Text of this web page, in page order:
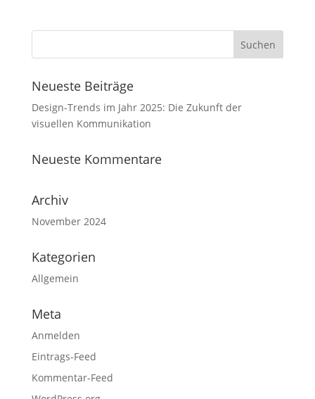
Neueste Beiträge
Design-Trends im Jahr 2025: Die Zukunft der
visuellen Kommunikation
Neueste Kommentare
Archiv
November 2024
Kategorien
Allgemein
Meta
Anmelden
Eintrags-Feed
Kommentar-Feed